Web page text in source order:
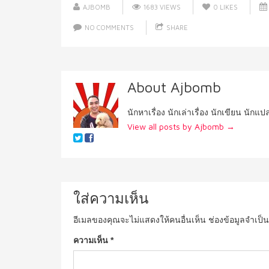
AJBOMB 1683 VIEWS 0 LIKES
NO COMMENTS SHARE
About Ajbomb
นักหาเรื่อง นักเล่าเรื่อง นักเขียน นักแ
View all posts by Ajbomb →
ใส่ความเห็น
อีเมลของคุณจะไม่แสดงให้คนอื่นเห็น ช่องข้อมูลจำเป็
ความเห็น *